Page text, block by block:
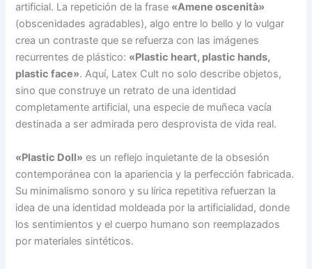
artificial. La repetición de la frase «Amene oscenità»
(obscenidades agradables), algo entre lo bello y lo vulgar
crea un contraste que se refuerza con las imágenes
recurrentes de plástico: «Plastic heart, plastic hands,
plastic face». Aquí, Latex Cult no solo describe objetos,
sino que construye un retrato de una identidad
completamente artificial, una especie de muñeca vacía
destinada a ser admirada pero desprovista de vida real.
«Plastic Doll» es un reflejo inquietante de la obsesión
contemporánea con la apariencia y la perfección fabricada.
Su minimalismo sonoro y su lírica repetitiva refuerzan la
idea de una identidad moldeada por la artificialidad, donde
los sentimientos y el cuerpo humano son reemplazados
por materiales sintéticos.